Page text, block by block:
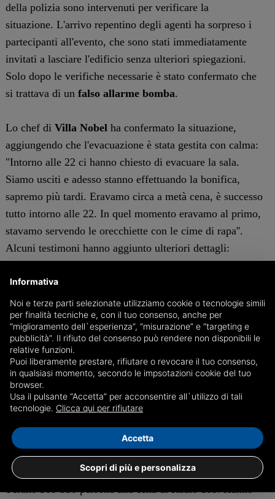
della polizia sono intervenuti per verificare la
situazione. L'arrivo repentino degli agenti ha sorpreso i
partecipanti all'evento, che sono stati immediatamente
invitati a lasciare l'edificio senza ulteriori spiegazioni.
Solo dopo le verifiche necessarie è stato confermato che
si trattava di un falso allarme bomba.
Lo chef di Villa Nobel ha confermato la situazione,
aggiungendo che l'evacuazione è stata gestita con calma:
"Intorno alle 22 ci hanno chiesto di evacuare la sala.
Siamo usciti e adesso stanno effettuando la bonifica,
sapremo più tardi. Eravamo circa a metà cena, è successo
tutto intorno alle 22. In quel momento eravamo al primo,
stavamo servendo le orecchiette con le cime di rapa''.
Alcuni testimoni hanno aggiunto ulteriori dettagli:
"Eravamo seduti ai tavoli quando sono entrate le forze
dell'ordine e ci hanno chiesto di uscire velocemente, senza
specificare altro, né fare accenno ad allarmi bomba.
Siamo usciti dalla villa, che affaccia proprio sull'Aurelia,
e hanno bloccato la strada per i controlli. Ora siamo
rientrati nei nostri hotel".
Allarme bomba a Sanremo, il
racconto di Facchinetti
Francesco Facchinetti
, presente alla cena in qualità di
manager diMr. Rain, ha condiviso la sua esperienza su
Instagram
: "Ci hanno detto che c'era un allarme bomba,
Informativa
Noi e terze parti selezionate utilizziamo cookie o tecnologie simili
per finalità tecniche e, con il tuo consenso, anche per
“miglioramento dell`esperienza”, “misurazione” e “targeting e
pubblicità”. Il rifiuto del consenso può rendere non disponibili le
relative funzioni.
Puoi liberamente prestare, rifiutare o revocare il tuo consenso,
in qualsiasi momento, secondo le impsotazioni cookie del tuo
browser.
Usa il pulsante “Accetta” per acconsentire all`utilizzo di tali
tecnologie. Clicca qui per rifiutare
Scopri di più e personalizza
Accetta